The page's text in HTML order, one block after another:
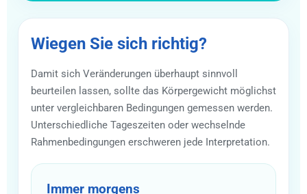
Wiegen Sie sich richtig?
Damit sich Veränderungen überhaupt sinnvoll
beurteilen lassen, sollte das Körpergewicht möglichst
unter vergleichbaren Bedingungen gemessen werden.
Unterschiedliche Tageszeiten oder wechselnde
Rahmenbedingungen erschweren jede Interpretation.
Immer morgens